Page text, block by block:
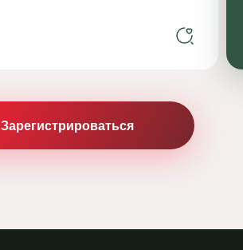
Зарегистрироваться